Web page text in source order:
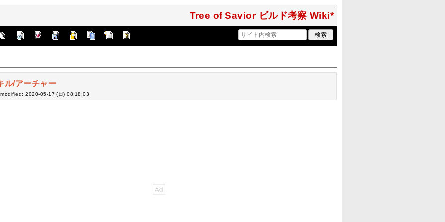
Tree of Savior ビルド考察 Wiki*
ル/アーチャー
2020-05-17 (日) 08:18:03